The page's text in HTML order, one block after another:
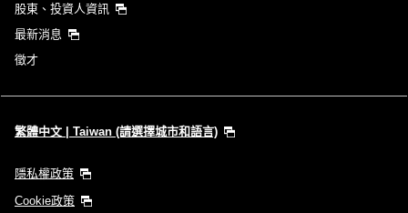
股東、投資人資訊
最新消息
徵才
繁體中文 | Taiwan (請選擇城市和語言)
隱私權政策
Cookie政策